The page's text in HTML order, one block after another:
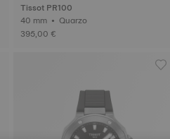
Tissot PR100
40 mm • Quarzo
395,00 €